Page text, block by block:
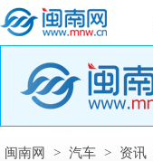
闽南网 > 汽车 > 资讯